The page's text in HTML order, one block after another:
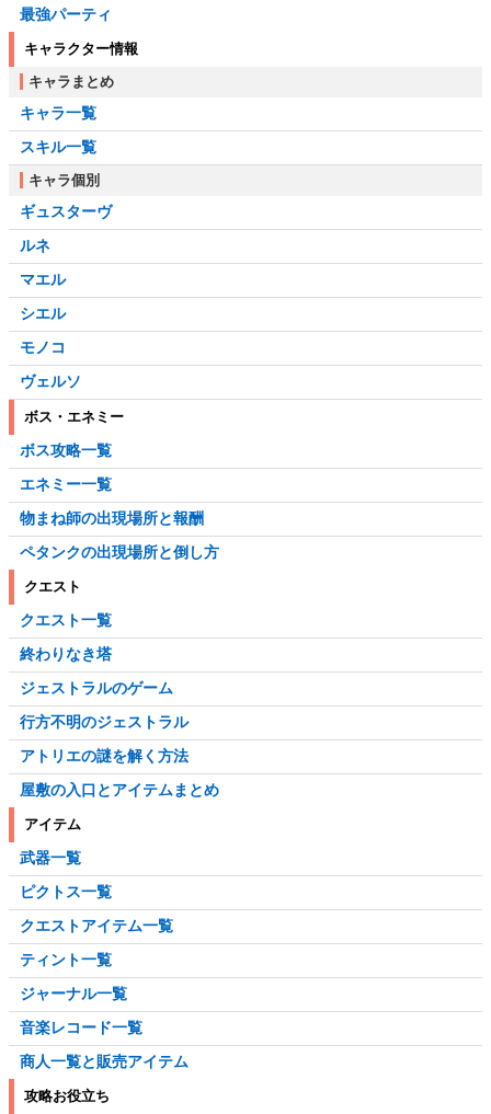
最強パーティ
キャラクター情報
キャラまとめ
キャラ一覧
スキル一覧
キャラ個別
ギュスターヴ
ルネ
マエル
シエル
モノコ
ヴェルソ
ボス・エネミー
ボス攻略一覧
エネミー一覧
物まね師の出現場所と報酬
ペタンクの出現場所と倒し方
クエスト
クエスト一覧
終わりなき塔
ジェストラルのゲーム
行方不明のジェストラル
アトリエの謎を解く方法
屋敷の入口とアイテムまとめ
アイテム
武器一覧
ピクトス一覧
クエストアイテム一覧
ティント一覧
ジャーナル一覧
音楽レコード一覧
商人一覧と販売アイテム
攻略お役立ち